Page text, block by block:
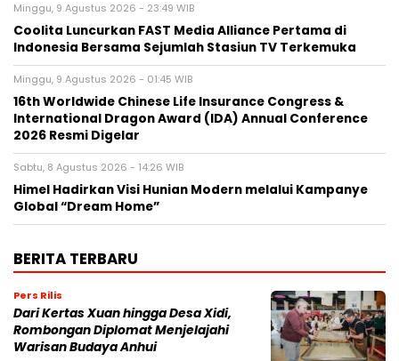
Minggu, 9 Agustus 2026 - 23:49 WIB
Coolita Luncurkan FAST Media Alliance Pertama di
Indonesia Bersama Sejumlah Stasiun TV Terkemuka
Minggu, 9 Agustus 2026 - 01:45 WIB
16th Worldwide Chinese Life Insurance Congress &
International Dragon Award (IDA) Annual Conference
2026 Resmi Digelar
Sabtu, 8 Agustus 2026 - 14:26 WIB
Himel Hadirkan Visi Hunian Modern melalui Kampanye
Global “Dream Home”
BERITA TERBARU
Pers Rilis
Dari Kertas Xuan hingga Desa Xidi,
Rombongan Diplomat Menjelajahi
Warisan Budaya Anhui